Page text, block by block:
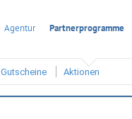
Agentur Partnerprogramme
Gutscheine Aktionen